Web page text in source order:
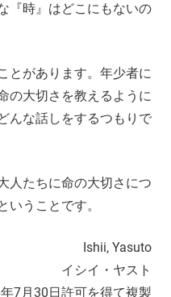
『時』はどこにもないの
とがあります。年少者に
の大切さを教えるように
んな話しをするつもりで
人たちに命の大切さにつ
いうことです。
Ishii, Yasuto
イシイ・ヤスト
7月30日許可を得て複製